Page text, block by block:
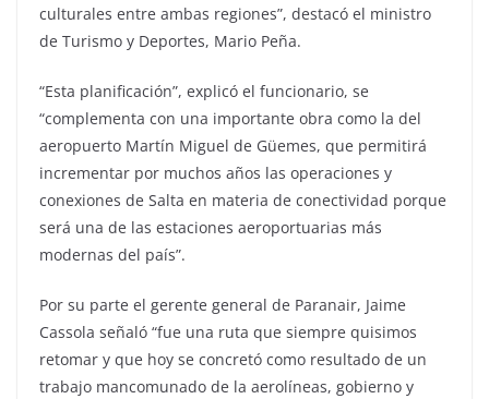
culturales entre ambas regiones”, destacó el ministro
de Turismo y Deportes, Mario Peña.
“Esta planificación”, explicó el funcionario, se
“complementa con una importante obra como la del
aeropuerto Martín Miguel de Güemes, que permitirá
incrementar por muchos años las operaciones y
conexiones de Salta en materia de conectividad porque
será una de las estaciones aeroportuarias más
modernas del país”.
Por su parte el gerente general de Paranair, Jaime
Cassola señaló “fue una ruta que siempre quisimos
retomar y que hoy se concretó como resultado de un
trabajo mancomunado de la aerolíneas, gobierno y